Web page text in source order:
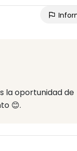
la oportunidad de
😊.